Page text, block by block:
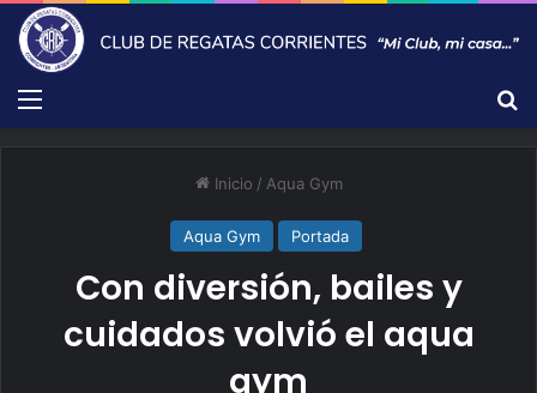
Menú
Inicio / Aqua Gym
Aqua Gym Portada
Con diversión, bailes y
cuidados volvió el aqua
gym